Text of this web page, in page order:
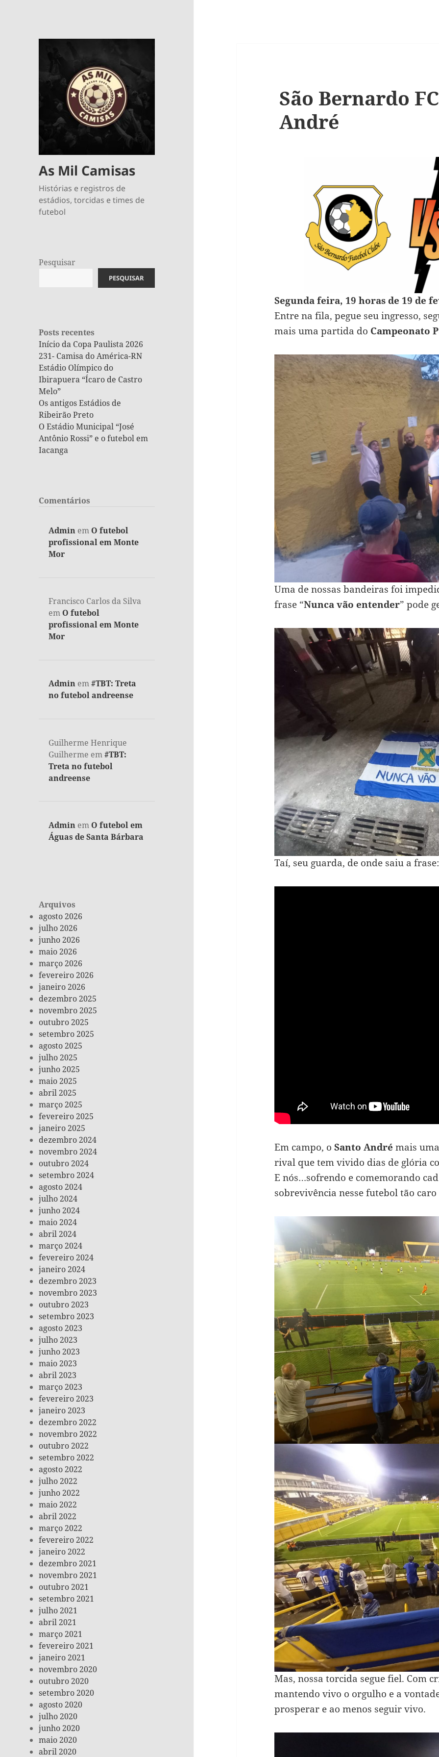
As Mil Camisas
Histórias e registros de
estádios, torcidas e times de
futebol
Pesquisar
PESQUISAR
Posts recentes
Início da Copa Paulista 2026
231- Camisa do América-RN
Estádio Olímpico do
Ibirapuera “Ícaro de Castro
Melo”
Os antigos Estádios de
Ribeirão Preto
O Estádio Municipal “José
Antônio Rossi” e o futebol em
Iacanga
Comentários
Admin em O futebol
profissional em Monte
Mor
Francisco Carlos da Silva
em O futebol
profissional em Monte
Mor
Admin em#TBT: Treta
no futebol andreense
Guilherme Henrique
Guilherme em#TBT:
Treta no futebol
andreense
Admin em O futebol em
Águas de Santa Bárbara
Arquivos
agosto 2026
julho 2026
junho 2026
maio 2026
março 2026
fevereiro 2026
janeiro 2026
dezembro 2025
novembro 2025
outubro 2025
setembro 2025
agosto 2025
julho 2025
junho 2025
maio 2025
abril 2025
março 2025
fevereiro 2025
janeiro 2025
dezembro 2024
novembro 2024
outubro 2024
setembro 2024
agosto 2024
julho 2024
junho 2024
maio 2024
abril 2024
março 2024
fevereiro 2024
janeiro 2024
dezembro 2023
novembro 2023
outubro 2023
setembro 2023
agosto 2023
julho 2023
junho 2023
maio 2023
abril 2023
março 2023
fevereiro 2023
janeiro 2023
dezembro 2022
novembro 2022
outubro 2022
setembro 2022
agosto 2022
julho 2022
junho 2022
maio 2022
abril 2022
março 2022
fevereiro 2022
janeiro 2022
dezembro 2021
novembro 2021
outubro 2021
setembro 2021
julho 2021
abril 2021
março 2021
fevereiro 2021
janeiro 2021
novembro 2020
outubro 2020
setembro 2020
agosto 2020
julho 2020
junho 2020
maio 2020
abril 2020
São Bernardo
André
Segunda feira, 19 horas de 19 de
Entre na fila, pegue seu ingresso,
mais uma partida do Campeonato
Uma de nossas bandeiras foi
frase “Nunca vão entender” pode
Taí, seu guarda, de onde saiu a frase:
Em campo, oSanto André mais
rival que tem vivido dias de glória
E nós…sofrendo e comemorando
sobrevivência nesse futebol tão
Mas, nossa torcida segue fiel. Com
mantendo vivo o orgulho e a
prosperar e ao menos seguir vivo.